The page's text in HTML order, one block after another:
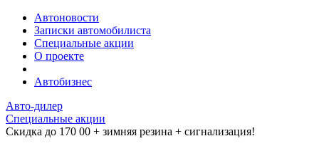
Автоновости
Записки автомобилиста
Специальные акции
О проекте
Автобизнес
Авто-дилер
Специальные акции
Скидка до 170 00 + зимняя резина + сигнализация!